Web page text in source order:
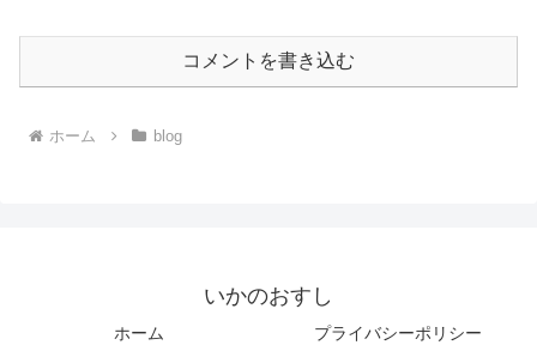
コメントを書き込む
ホーム blog
いかのおすし
ホーム
プライバシーポリシー